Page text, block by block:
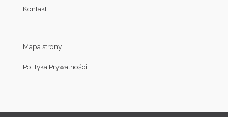
Kontakt
Mapa strony
Polityka Prywatności